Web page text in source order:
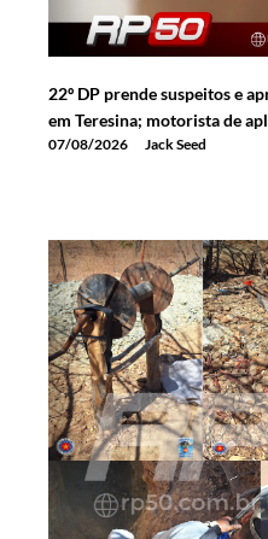
22º DP prende suspeitos e
em Teresina; motorista de
07/08/2026 Jack Seed